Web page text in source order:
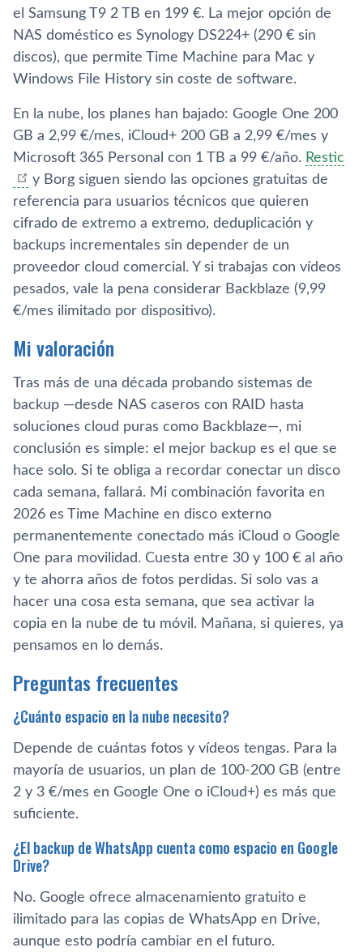
el Samsung T9 2 TB en 199 €. La mejor opción de
NAS doméstico es Synology DS224+ (290 € sin
discos), que permite Time Machine para Mac y
Windows File History sin coste de software.
En la nube, los planes han bajado: Google One 200
GB a 2,99 €/mes, iCloud+ 200 GB a 2,99 €/mes y
Microsoft 365 Personal con 1 TB a 99 €/año. Restic
y Borg siguen siendo las opciones gratuitas de
referencia para usuarios técnicos que quieren
cifrado de extremo a extremo, deduplicación y
backups incrementales sin depender de un
proveedor cloud comercial. Y si trabajas con vídeos
pesados, vale la pena considerar Backblaze (9,99
€/mes ilimitado por dispositivo).
Mi valoración
Tras más de una década probando sistemas de
backup —desde NAS caseros con RAID hasta
soluciones cloud puras como Backblaze—, mi
conclusión es simple: el mejor backup es el que se
hace solo. Si te obliga a recordar conectar un disco
cada semana, fallará. Mi combinación favorita en
2026 es Time Machine en disco externo
permanentemente conectado más iCloud o Google
One para movilidad. Cuesta entre 30 y 100 € al año
y te ahorra años de fotos perdidas. Si solo vas a
hacer una cosa esta semana, que sea activar la
copia en la nube de tu móvil. Mañana, si quieres, ya
pensamos en lo demás.
Preguntas frecuentes
¿Cuánto espacio en la nube necesito?
Depende de cuántas fotos y vídeos tengas. Para la
mayoría de usuarios, un plan de 100-200 GB (entre
2 y 3 €/mes en Google One o iCloud+) es más que
suficiente.
¿El backup de WhatsApp cuenta como espacio en Google
Drive?
No. Google ofrece almacenamiento gratuito e
ilimitado para las copias de WhatsApp en Drive,
aunque esto podría cambiar en el futuro.